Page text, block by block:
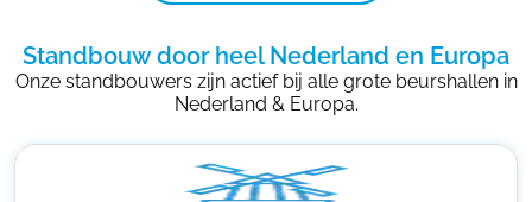
Standbouw door heel Nederland en Europa
Onze standbouwers zijn actief bij alle grote beurshallen in
Nederland & Europa.